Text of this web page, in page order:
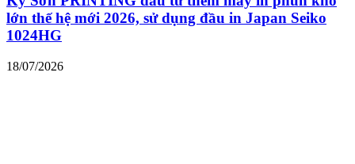
lớn thế hệ mới 2026, sử dụng đầu in Japan Seiko
1024HG
18/07/2026